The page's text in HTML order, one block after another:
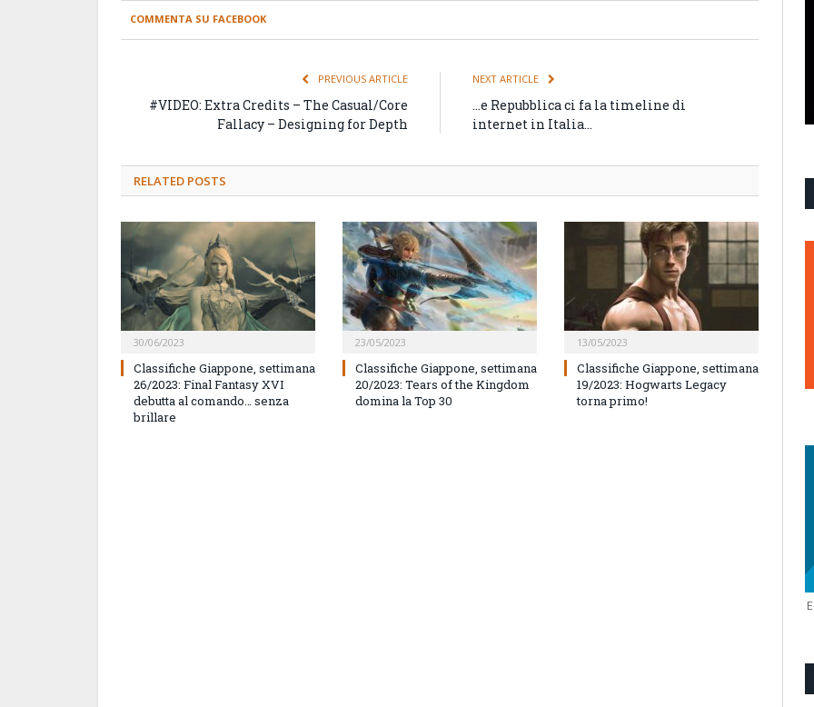
COMMENTA SU FACEBOOK
PREVIOUS ARTICLE
#VIDEO: Extra Credits – The Casual/Core
Fallacy – Designing for Depth
NEXT ARTICLE
…e Repubblica ci fa la timeline di
internet in Italia…
RELATED POSTS
30/06/2023
Classifiche Giappone, settimana
26/2023: Final Fantasy XVI
debutta al comando… senza
brillare
23/05/2023
Classifiche Giappone, settimana
20/2023: Tears of the Kingdom
domina la Top 30
13/05/2023
Classifiche Giappone, settimana
19/2023: Hogwarts Legacy
torna primo!
E